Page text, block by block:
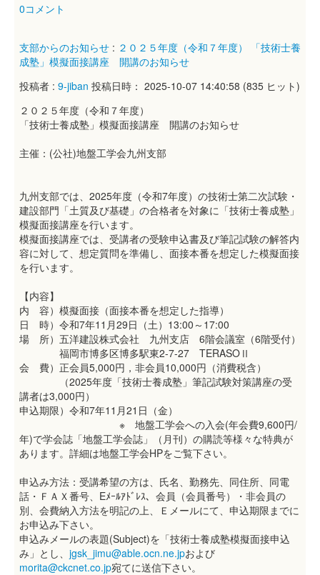
0コメント
支部からのお知らせ : ２０２５年度（令和７年度） 「技術士養
成塾」模擬面接講座 開講のお知らせ
投稿者 : 9-jiban 投稿日時： 2025-10-07 14:40:58 (835 ヒット)
２０２５年度（令和７年度）
「技術士養成塾」模擬面接講座 開講のお知らせ
主催：(公社)地盤工学会九州支部
九州支部では、2025年度（令和7年度）の技術士第二次試験・
建設部門「土質及び基礎」の合格者を対象に「技術士養成塾」
模擬面接講座を行います。
模擬面接講座では、受講者の受験申込書及び筆記試験の解答内
容に対して、想定質問を準備し、面接本番を想定した模擬面接
を行います。
【内容】
内 容）模擬面接（面接本番を想定した指導）
日 時）令和7年11月29日（土）13:00～17:00
場 所）五洋建設株式会社 九州支店 6階会議室（6階受付）
福岡市博多区博多駅東2-7-27 TERASOⅡ
会 費）正会員5,000円，非会員10,000円（消費税含）
（2025年度「技術士養成塾」筆記試験対策講座の受
講者は3,000円）
申込期限）令和7年11月21日（金）
※ 地盤工学会への入会(年会費9,600円/
年)で学会誌「地盤工学会誌」（月刊）の購読等様々な特典が
あります。詳細は地盤工学会HPをご覧下さい。
申込み方法：受講希望の方は、氏名、勤務先、同住所、同電
話・ＦＡＸ番号、Eﾒｰﾙｱﾄﾞﾚｽ、会員（会員番号）・非会員の
別、会費納入方法を明記の上、Ｅメールにて、申込期限までに
お申込み下さい。
申込みメールの表題(Subject)を「技術士養成塾模擬面接申込
み」とし、 jgsk_jimu@able.ocn.ne.jpおよび
morita@ckcnet.co.jp宛てに送信下さい。